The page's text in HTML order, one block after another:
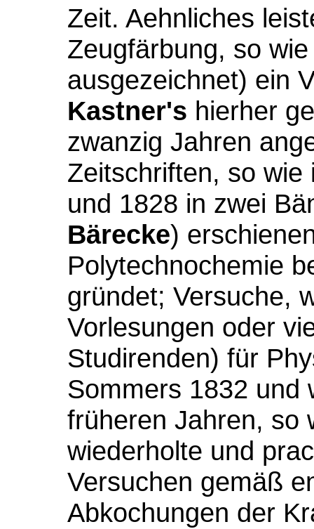
Zeit. Aehnliches
Zeugfärbung, so
ausgezeichnet) ein
Kastner's hierher
zwanzig Jahren
Zeitschriften, so
und 1828 in zwei
Bärecke)
Polytechnochemie
gründet; Versuche,
Vorlesungen oder
Studirenden) für
Sommers 1832 und
früheren Jahren, so
wiederholte und
Versuchen gemäß
Abkochungen der